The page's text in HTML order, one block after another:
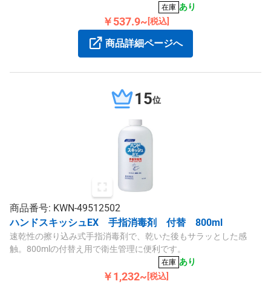
175×95mmのサイズで、60枚入りのセットです。
在庫 あり
￥537.9~ [税込]
商品詳細ページへ
15位
商品番号: KWN-49512502
ハンドスキッシュEX 手指消毒剤 付替 800ml
速乾性の擦り込み式手指消毒剤で、乾いた後もサラッとした感
触。800mlの付替え用で衛生管理に便利です。
在庫 あり
￥1,232~ [税込]